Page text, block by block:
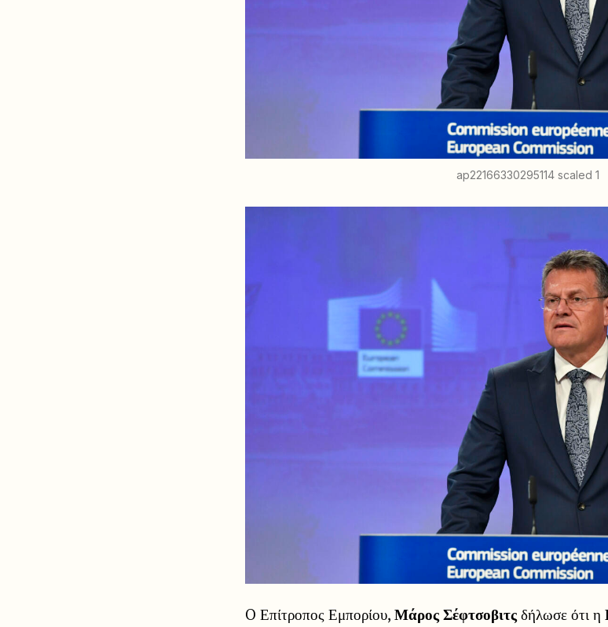
ap22166330295114 scaled 1
O Επίτροπος Εμπορίου, Μάρος Σέφτσοβιτς δήλωσε ότι η